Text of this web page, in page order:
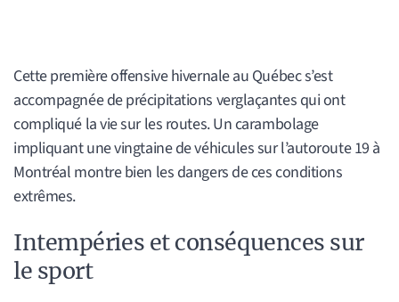
Cette première offensive hivernale au Québec s’est
accompagnée de précipitations verglaçantes qui ont
compliqué la vie sur les routes. Un carambolage
impliquant une vingtaine de véhicules sur l’autoroute 19 à
Montréal montre bien les dangers de ces conditions
extrêmes.
Intempéries et conséquences sur
le sport